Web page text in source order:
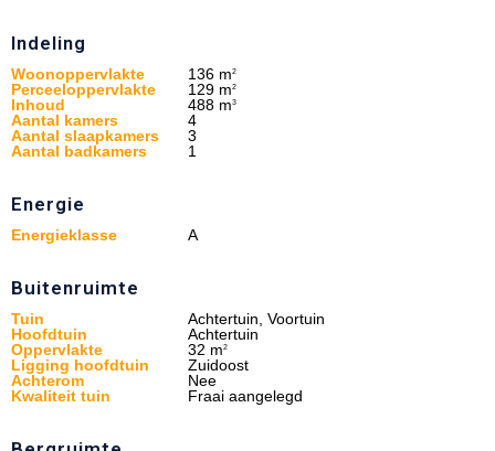
Indeling
Woonoppervlakte 136 m2
Perceeloppervlakte 129 m2
Inhoud 488 m3
Aantal kamers
4
Aantal slaapkamers
3
Aantal badkamers
1
Energie
Energieklasse A
Buitenruimte
Tuin
Achtertuin, Voortuin
Hoofdtuin
Achtertuin
Oppervlakte
32 m2
Ligging hoofdtuin
Zuidoost
Achterom
Nee
Kwaliteit tuin
Fraai aangelegd